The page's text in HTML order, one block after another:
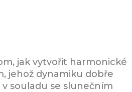
jak vytvořit harmonické
jehož dynamiku dobře
souladu se slunečním